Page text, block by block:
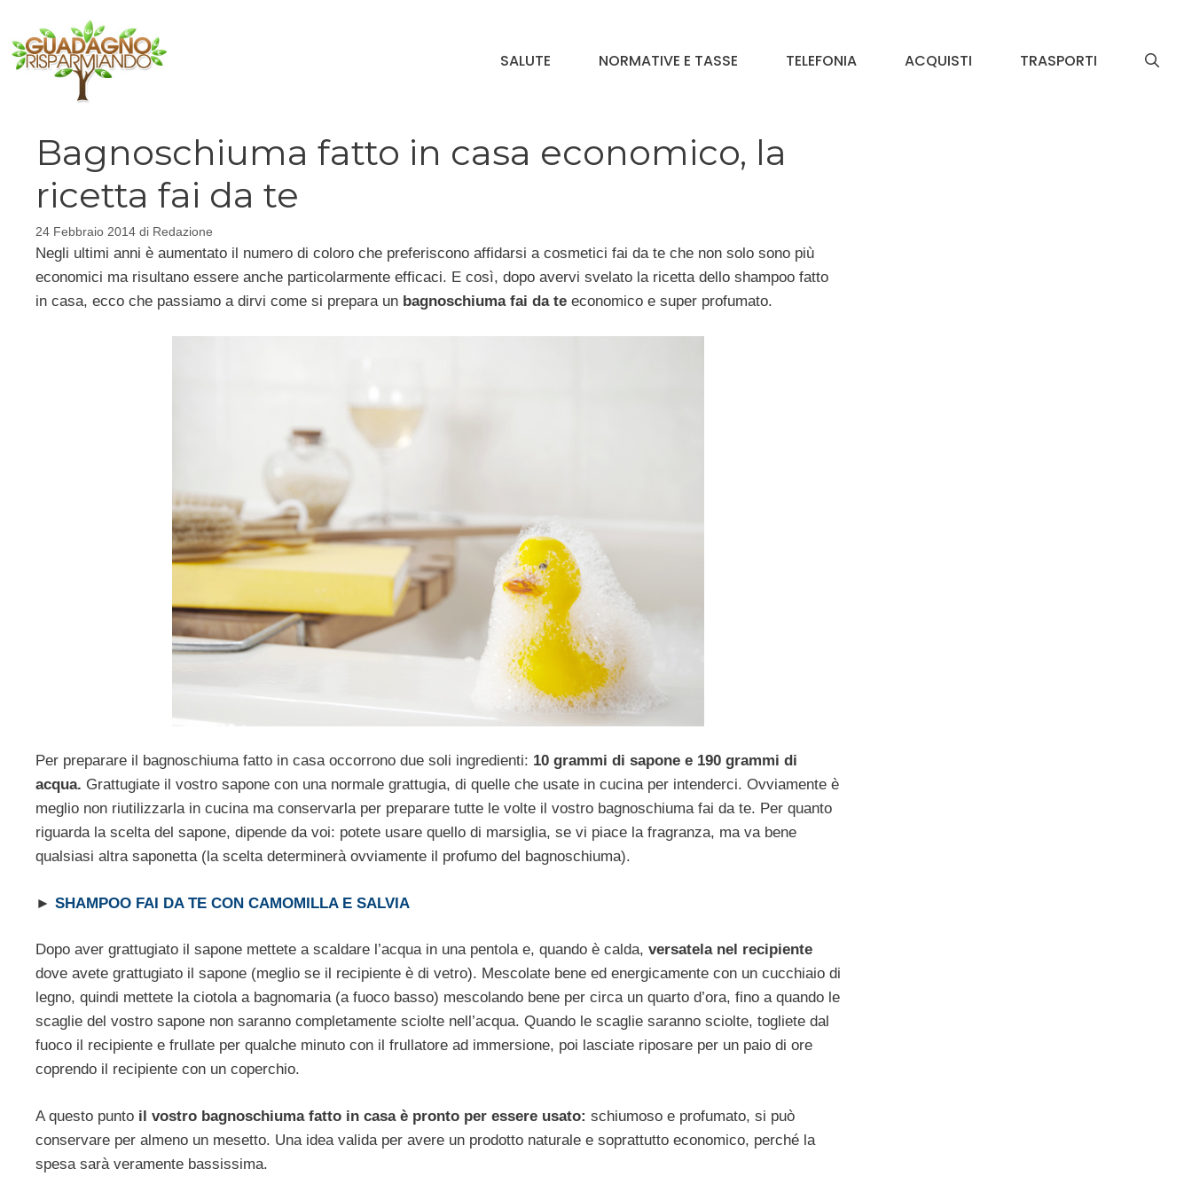
contenuto
SALUTE NORMATIVE E TASSE TELEFONIA ACQUISTI TRASPORTI
Bagnoschiuma fatto in casa economico, la
ricetta fai da te
24 Febbraio 2014 di Redazione
Negli ultimi anni è aumentato il numero di coloro che preferiscono affidarsi a cosmetici fai da te che non solo sono più
economici ma risultano essere anche particolarmente efficaci. E così, dopo avervi svelato la ricetta dello shampoo fatto
in casa, ecco che passiamo a dirvi come si prepara un bagnoschiuma fai da te economico e super profumato.
Per preparare il bagnoschiuma fatto in casa occorrono due soli ingredienti: 10 grammi di sapone e 190 grammi di
acqua. Grattugiate il vostro sapone con una normale grattugia, di quelle che usate in cucina per intenderci. Ovviamente è
meglio non riutilizzarla in cucina ma conservarla per preparare tutte le volte il vostro bagnoschiuma fai da te. Per quanto
riguarda la scelta del sapone, dipende da voi: potete usare quello di marsiglia, se vi piace la fragranza, ma va bene
qualsiasi altra saponetta (la scelta determinerà ovviamente il profumo del bagnoschiuma).
► SHAMPOO FAI DA TE CON CAMOMILLA E SALVIA
Dopo aver grattugiato il sapone mettete a scaldare l’acqua in una pentola e, quando è calda, versatela nel recipiente
dove avete grattugiato il sapone (meglio se il recipiente è di vetro). Mescolate bene ed energicamente con un cucchiaio di
legno, quindi mettete la ciotola a bagnomaria (a fuoco basso) mescolando bene per circa un quarto d’ora, fino a quando le
scaglie del vostro sapone non saranno completamente sciolte nell’acqua. Quando le scaglie saranno sciolte, togliete dal
fuoco il recipiente e frullate per qualche minuto con il frullatore ad immersione, poi lasciate riposare per un paio di ore
coprendo il recipiente con un coperchio.
A questo punto il vostro bagnoschiuma fatto in casa è pronto per essere usato: schiumoso e profumato, si può
conservare per almeno un mesetto. Una idea valida per avere un prodotto naturale e soprattutto economico, perché la
spesa sarà veramente bassissima.